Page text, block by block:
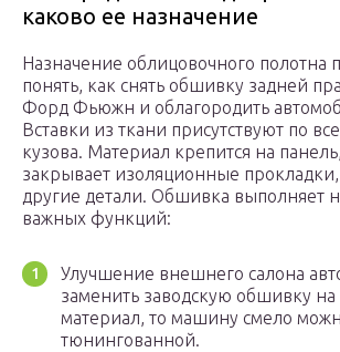
каково ее назначение
Назначение облицовочного полотна
понять, как снять обшивку задней
Форд Фьюжн и облагородить
Вставки из ткани присутствуют по
кузова. Материал крепится на
закрывает изоляционные
другие детали. Обшивка выполняет
важных функций:
Улучшение внешнего салона
заменить заводскую обшивку на
материал, то машину смело
тюнингованной.